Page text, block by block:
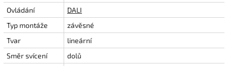
Ovládání
DALI
Typ montáže
závěsné
Tvar
lineární
Směr svícení
dolů